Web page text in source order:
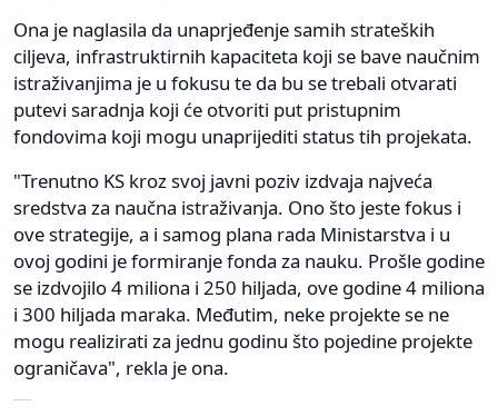
Ona je naglasila da unaprjeđenje samih strateških
ciljeva, infrastruktirnih kapaciteta koji se bave naučnim
istraživanjima je u fokusu te da bu se trebali otvarati
putevi saradnja koji će otvoriti put pristupnim
fondovima koji mogu unaprijediti status tih projekata.
"Trenutno KS kroz svoj javni poziv izdvaja najveća
sredstva za naučna istraživanja. Ono što jeste fokus i
ove strategije, a i samog plana rada Ministarstva i u
ovoj godini je formiranje fonda za nauku. Prošle godine
se izdvojilo 4 miliona i 250 hiljada, ove godine 4 miliona
i 300 hiljada maraka. Međutim, neke projekte se ne
mogu realizirati za jednu godinu što pojedine projekte
ograničava", rekla je ona.